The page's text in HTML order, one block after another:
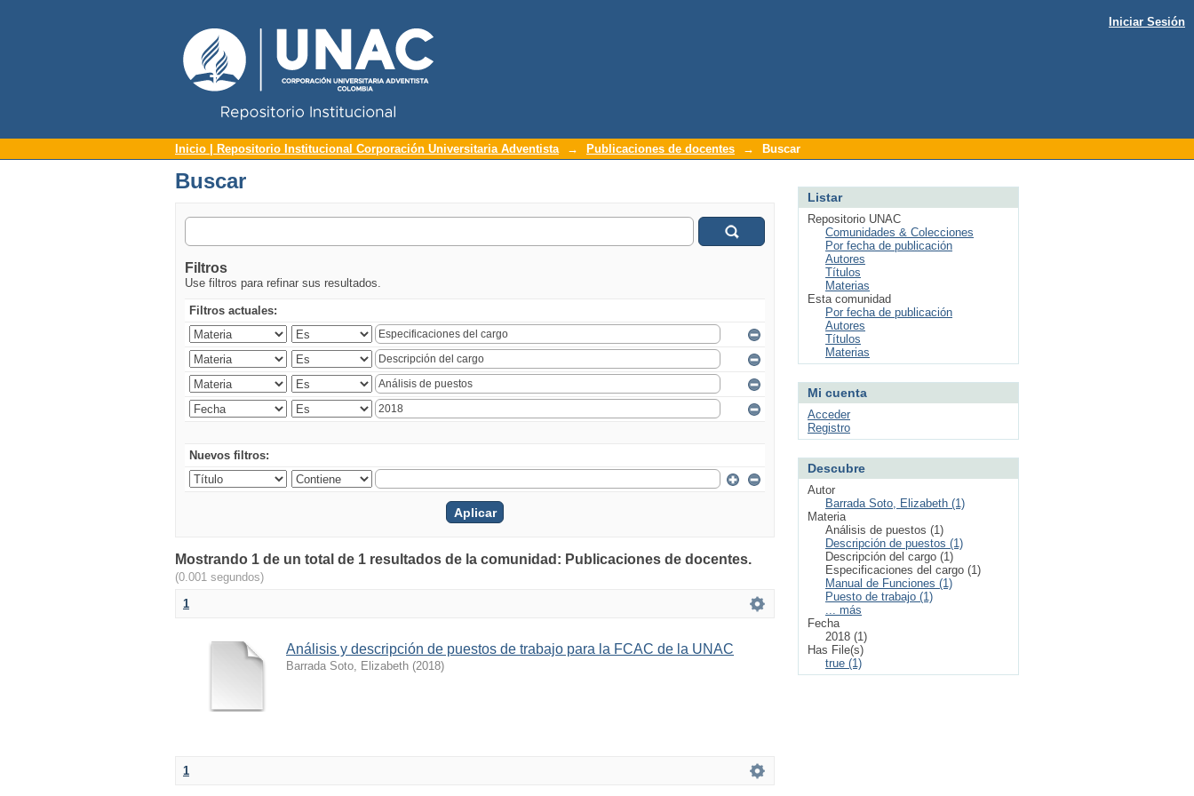
Buscar
Iniciar Sesión
Inicio | Repositorio Institucional Corporación Universitaria Adventista → Publicaciones de docentes → Buscar
Buscar
Filtros
Use filtros para refinar sus resultados.
Filtros actuales:
Nuevos filtros:
Mostrando 1 de un total de 1 resultados de la comunidad: Publicaciones de docentes.
(0.001 segundos)
1
Análisis y descripción de puestos de trabajo para la FCAC de la UNAC
Barrada Soto, Elizabeth (2018)
1
Listar
Repositorio UNAC
Comunidades & Colecciones
Por fecha de publicación
Autores
Títulos
Materias
Esta comunidad
Por fecha de publicación
Autores
Títulos
Materias
Mi cuenta
Acceder
Registro
Descubre
Autor
Barrada Soto, Elizabeth (1)
Materia
Análisis de puestos (1)
Descripción de puestos (1)
Descripción del cargo (1)
Especificaciones del cargo (1)
Manual de Funciones (1)
Puesto de trabajo (1)
... más
Fecha
2018 (1)
Has File(s)
true (1)